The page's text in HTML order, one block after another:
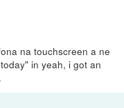
na touchscreen a ne
in yeah, i got an